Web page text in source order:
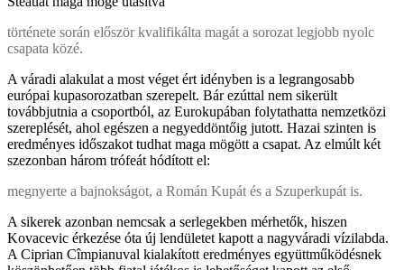
története során először kvalifikálta magát a sorozat legjobb nyolc
csapata közé.
A váradi alakulat a most véget ért idényben is a legrangosabb
európai kupasorozatban szerepelt. Bár ezúttal nem sikerült
továbbjutnia a csoportból, az Eurokupában folytathatta nemzetközi
szereplését, ahol egészen a negyeddöntőig jutott. Hazai szinten is
eredményes időszakot tudhat maga mögött a csapat. Az elmúlt két
szezonban három trófeát hódított el:
megnyerte a bajnokságot, a Román Kupát és a Szuperkupát is.
A sikerek azonban nemcsak a serlegekben mérhetők, hiszen
Kovacevic érkezése óta új lendületet kapott a nagyváradi vízilabda.
A Ciprian Cîmpianuval kialakított eredményes együttműködésnek